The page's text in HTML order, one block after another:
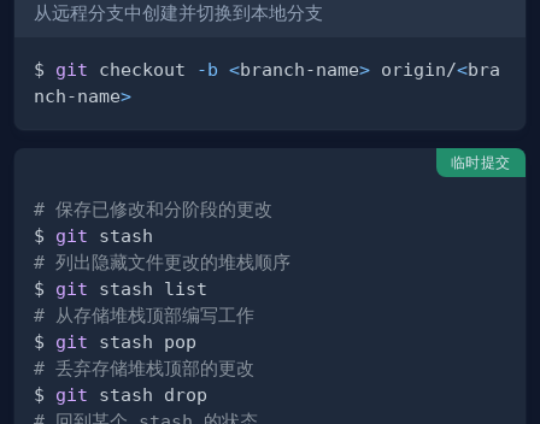
从远程分支中创建并切换到本地分支
$ git checkout -b <branch-name> origin/<bra
nch-name>
临时提交
# 保存已修改和分阶段的更改
$ git
# 列出隐藏文件更改的堆栈顺序
$ git
# 从存储堆栈顶部编写工作
$ git
# 丢弃存储堆栈顶部的更改
$ git